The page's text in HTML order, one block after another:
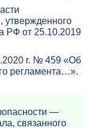
РФ от 25.10.2019
г. № 459 «Об
регламента…».
—
связанного